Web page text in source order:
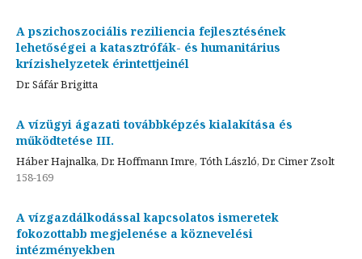
A pszichoszociális reziliencia fejlesztésének
lehetőségei a katasztrófák- és humanitárius
krízishelyzetek érintettjeinél
Dr. Sáfár Brigitta
A vízügyi ágazati továbbképzés kialakítása és
működtetése III.
Háber Hajnalka, Dr. Hoffmann Imre, Tóth László, Dr. Cimer Zsolt
158-169
A vízgazdálkodással kapcsolatos ismeretek
fokozottabb megjelenése a köznevelési
intézményekben